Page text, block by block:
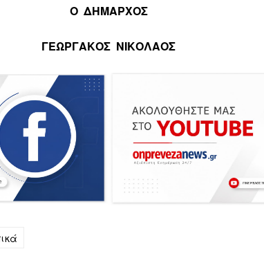
Ο ΔΗΜΑΡΧΟΣ
ΓΕΩΡΓΑΚΟΣ ΝΙΚΟΛΑΟΣ